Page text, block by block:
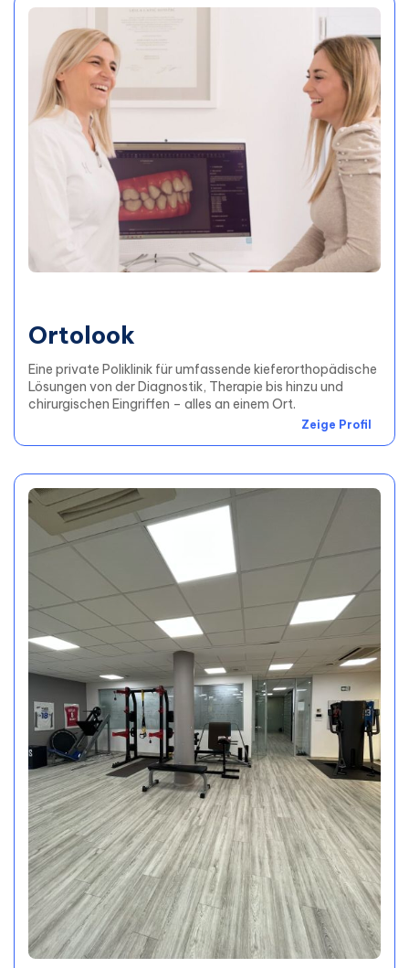
Ortolook
Eine private Poliklinik für umfassende kieferorthopädische
Lösungen von der Diagnostik, Therapie bis hinzu und
chirurgischen Eingriffen – alles an einem Ort.
Zeige Profil